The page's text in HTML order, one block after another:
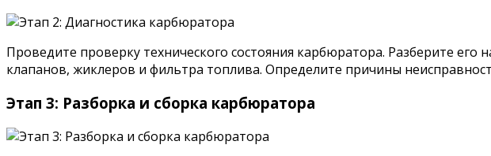
Проведите проверку технического состояния карбюратора. Разберите
клапанов, жиклеров и фильтра топлива. Определите причины
Этап 3: Разборка и сборка карбюратора